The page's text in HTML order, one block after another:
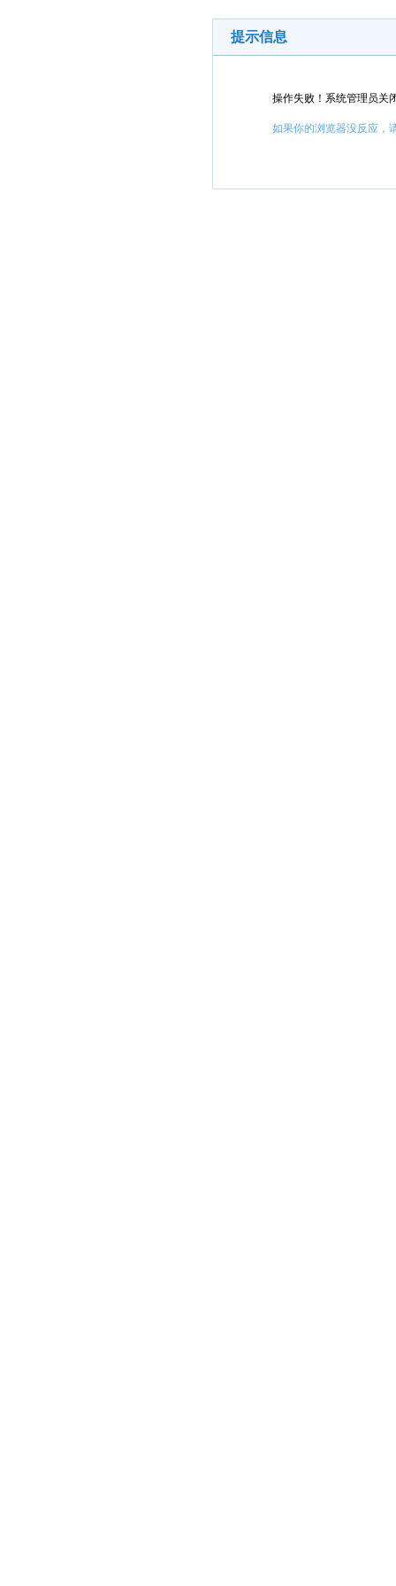
提示信息
操作失败！系统管理员关
如果你的浏览器没反应，